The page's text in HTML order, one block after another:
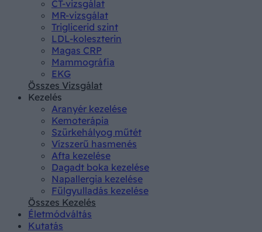
CT-vizsgálat
MR-vizsgálat
Triglicerid szint
LDL-koleszterin
Magas CRP
Mammográfia
EKG
Összes Vizsgálat
Kezelés
Aranyér kezelése
Kemoterápia
Szürkehályog műtét
Vízszerű hasmenés
Afta kezelése
Dagadt boka kezelése
Napallergia kezelése
Fülgyulladás kezelése
Összes Kezelés
Életmódváltás
Kutatás